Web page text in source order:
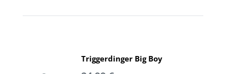
Triggerdinger Big Boy